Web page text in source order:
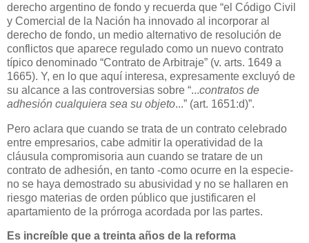
derecho argentino de fondo y recuerda que “el Código Civil
y Comercial de la Nación ha innovado al incorporar al
derecho de fondo, un medio alternativo de resolución de
conflictos que aparece regulado como un nuevo contrato
típico denominado “Contrato de Arbitraje” (v. arts. 1649 a
1665). Y, en lo que aquí interesa, expresamente excluyó de
su alcance a las controversias sobre “...contratos de
adhesión cualquiera sea su objeto...” (art. 1651:d)”.
Pero aclara que cuando se trata de un contrato celebrado
entre empresarios, cabe admitir la operatividad de la
cláusula compromisoria aun cuando se tratare de un
contrato de adhesión, en tanto -como ocurre en la especie-
no se haya demostrado su abusividad y no se hallaren en
riesgo materias de orden público que justificaren el
apartamiento de la prórroga acordada por las partes.
Es increíble que a treinta años de la reforma